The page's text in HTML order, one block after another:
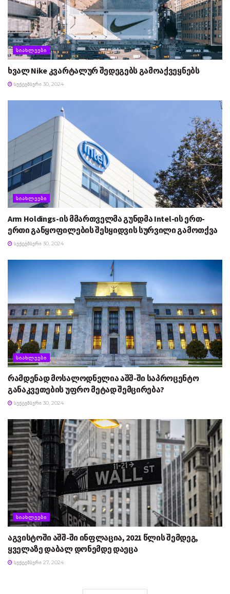
ᲡᲘᲐᲮᲚᲔᲔᲑᲘ
ხვალ Nike კვარტალურ შედეგებს გამოაქვეყნებს
ᲡᲔᲥᲢᲔᲛᲑᲔᲠᲘ 30, 2024
ᲡᲘᲐᲮᲚᲔᲔᲑᲘ
Arm Holdings-ის მმართველმა გუნდმა Intel-ის ერთ-
ერთი განყოფილების შესყიდვის სურვილი გამოთქვა
ᲡᲔᲥᲢᲔᲛᲑᲔᲠᲘ 30, 2024
ᲡᲘᲐᲮᲚᲔᲔᲑᲘ
რამდენად მოსალოდნელია აშშ-ში საპროცენტო
განაკვეთების უფრო მეტად შემცირება?
ᲡᲔᲥᲢᲔᲛᲑᲔᲠᲘ 30, 2024
ᲡᲘᲐᲮᲚᲔᲔᲑᲘ
აგვისტოში აშშ-ში ინფლაცია, 2021 წლის შემდეგ,
ყველაზე დაბალ დონემდე დაეცა
ᲡᲔᲥᲢᲔᲛᲑᲔᲠᲘ 27, 2024